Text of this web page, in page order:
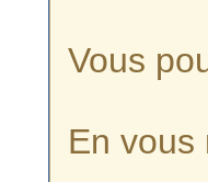
Vous
En vous